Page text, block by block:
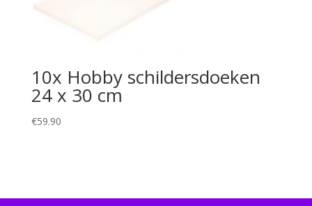
10x Hobby schildersdoeken
24 x 30 cm
€59.90